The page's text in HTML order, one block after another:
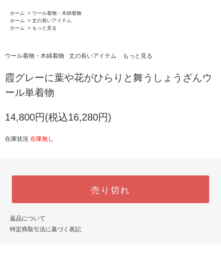
ホーム > ウール着物・木綿着物
ホーム
> 丈の長いアイテム
ホーム
> もっと見る
ウール着物・木綿着物 丈の長いアイテム もっと見る
霞グレーに葉や花がひらりと舞うしょうざんウ
ール単着物
14,800円(税込16,280円)
在庫状況 在庫無し
売り切れ
返品について
特定商取引法に基づく表記